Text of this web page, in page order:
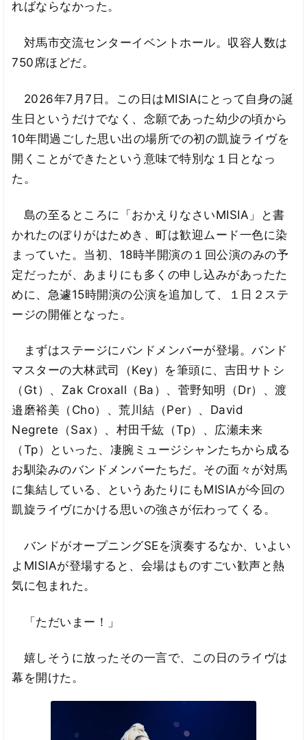
ればならなかった。
対馬市交流センターイベントホール。収容人数は
750席ほどだ。
2026年7月7日。この日はMISIAにとって自身の誕
生日というだけでなく、念願であった幼少の頃から
10年間過ごした思い出の場所での初の凱旋ライヴを
開くことができたという意味で特別な１日となっ
た。
島の至るところに「おかえりなさいMISIA」と書
かれたのぼりがはためき、町は歓迎ムード一色に染
まっていた。当初、18時半開演の１回公演のみの予
定だったが、あまりにも多くの申し込みがあったた
めに、急遽15時開演の公演を追加して、１日２ステ
ージの開催となった。
まずはステージにバンドメンバーが登場。バンド
マスターの大林武司（Key）を筆頭に、吉田サトシ
（Gt）、Zak Croxall（Ba）、菅野知明（Dr）、渡
邉磨裕美（Cho）、荒川結（Per）、David
Negrete（Sax）、村田千紘（Tp）、広瀬未来
（Tp）といった、凄腕ミュージシャンたちから成る
お馴染みのバンドメンバーたちだ。その面々が対馬
に集結している、というあたりにもMISIAが今回の
凱旋ライヴにかける思いの強さが伝わってくる。
バンドがオープニングSEを演奏するなか、いよい
よMISIAが登場すると、会場はものすごい歓声と熱
気に包まれた。
「ただいまー！」
嬉しそうに放ったその一言で、この日のライヴは
幕を開けた。